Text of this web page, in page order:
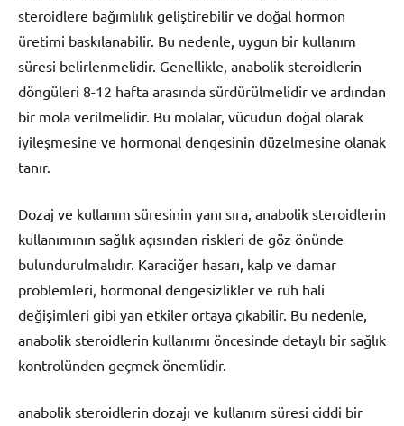
steroidlere bağımlılık geliştirebilir ve doğal hormon
üretimi baskılanabilir. Bu nedenle, uygun bir kullanım
süresi belirlenmelidir. Genellikle, anabolik steroidlerin
döngüleri 8-12 hafta arasında sürdürülmelidir ve ardından
bir mola verilmelidir. Bu molalar, vücudun doğal olarak
iyileşmesine ve hormonal dengesinin düzelmesine olanak
tanır.
Dozaj ve kullanım süresinin yanı sıra, anabolik steroidlerin
kullanımının sağlık açısından riskleri de göz önünde
bulundurulmalıdır. Karaciğer hasarı, kalp ve damar
problemleri, hormonal dengesizlikler ve ruh hali
değişimleri gibi yan etkiler ortaya çıkabilir. Bu nedenle,
anabolik steroidlerin kullanımı öncesinde detaylı bir sağlık
kontrolünden geçmek önemlidir.
anabolik steroidlerin dozajı ve kullanım süresi ciddi bir